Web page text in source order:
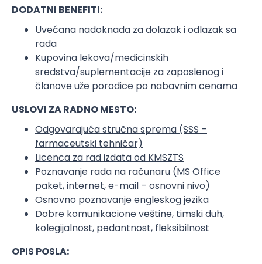
DODATNI BENEFITI:
Uvećana nadoknada za dolazak i odlazak sa
rada
Kupovina lekova/medicinskih
sredstva/suplementacije za zaposlenog i
članove uže porodice po nabavnim cenama
USLOVI ZA RADNO MESTO:
Odgovarajuća stručna sprema (SSS –
farmaceutski tehničar)
Licenca za rad izdata od KMSZTS
Poznavanje rada na računaru (MS Office
paket, internet, e-mail – osnovni nivo)
Osnovno poznavanje engleskog jezika
Dobre komunikacione veštine, timski duh,
kolegijalnost, pedantnost, fleksibilnost
OPIS POSLA: